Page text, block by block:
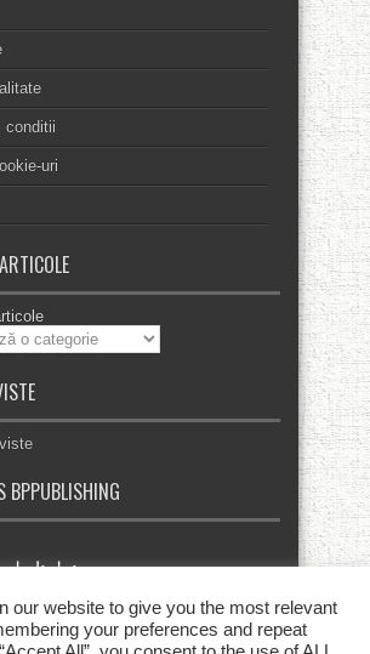
conditii
uri
BPPUBLISHING
our website to give you the most relevant
your preferences and repeat